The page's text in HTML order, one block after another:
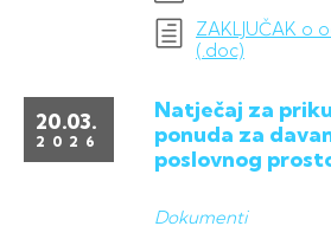
ZAKLJUČAK o
(.doc)
20.03.
2026
Natječaj za
ponuda za
poslovnog
Dokumenti